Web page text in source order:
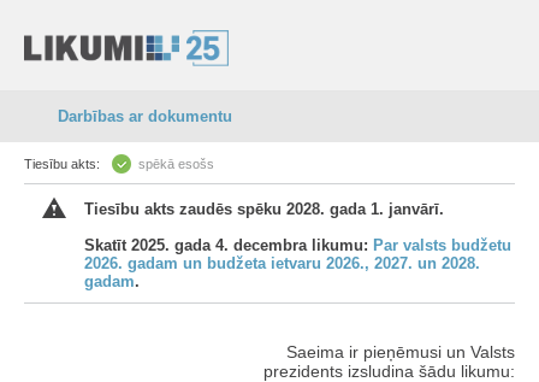
Darbības ar dokumentu
Tiesību akts: spēkā esošs
Tiesību akts zaudēs spēku 2028. gada 1. janvārī.
Skatīt 2025. gada 4. decembra likumu: Par valsts budžetu
2026. gadam un budžeta ietvaru 2026., 2027. un 2028.
gadam.
Saeima ir pieņēmusi un Valsts
prezidents izsludina šādu likumu: